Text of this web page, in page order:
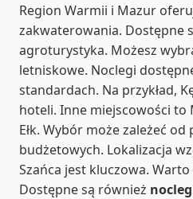
Region Warmii i Mazur
zakwaterowania. Dostępne
agroturystyka. Możesz
letniskowe. Noclegi
standardach. Na przykład,
hoteli. Inne miejscowości to
Ełk. Wybór może zależeć
budżetowych. Lokalizacja
Szańca jest kluczowa. Warto
Dostępne są również